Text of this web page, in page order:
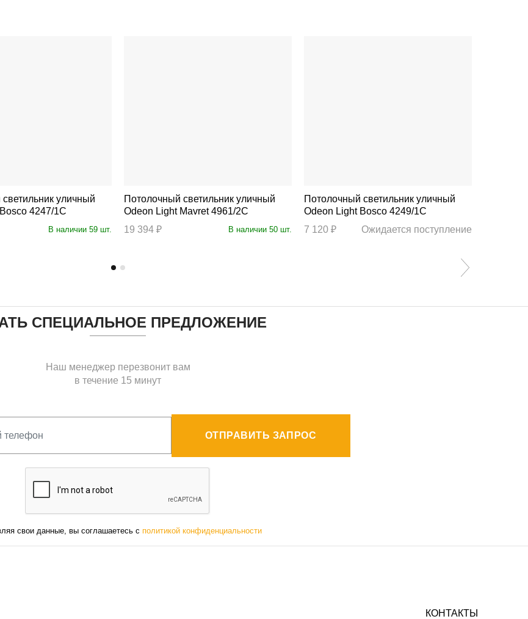
уличный
4247/1C
В наличии 59 шт.
Потолочный светильник уличный
Odeon Light Mavret 4961/2C
19 394 ₽
В наличии 50 шт.
Потолочный светильник уличный
Odeon Light Bosco 4249/1C
7 120 ₽
Ожидается поступление
СПЕЦИАЛЬНОЕ ПРЕДЛОЖЕНИЕ
Наш менеджер перезвонит вам
в течение 15 минут
ОТПРАВИТЬ ЗАПРОС
свои данные, вы соглашаетесь с политикой конфиденциальности
КОНТАКТЫ